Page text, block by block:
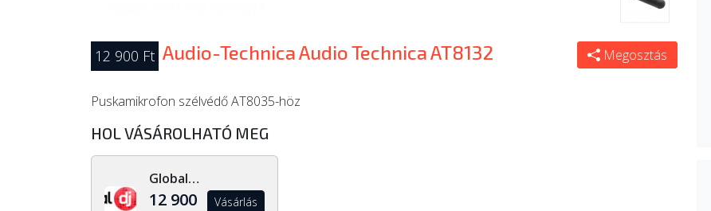
12 900 Ft Audio-Technica Audio Technica AT8132 Megosztás
Puskamikrofon szélvédő AT8035-höz
HOL VÁSÁROLHATÓ MEG
Global Dj Shop
12 900
Vásárlás